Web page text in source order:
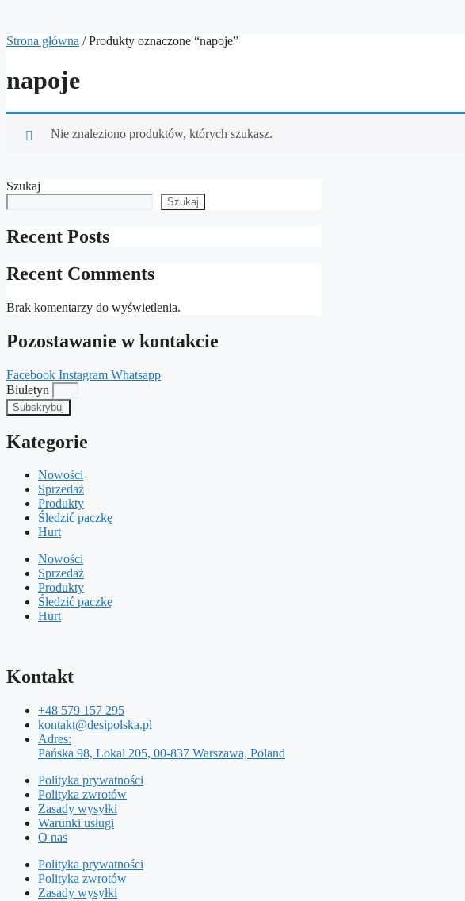
Strona główna / Produkty oznaczone “napoje”
napoje
Nie znaleziono produktów, których szukasz.
Szukaj
Szukaj
Recent Posts
Recent Comments
Brak komentarzy do wyświetlenia.
Pozostawanie w kontakcie
Facebook Instagram Whatsapp
Biuletyn
Subskrybuj
Kategorie
Nowości
Sprzedaż
Produkty
Śledzić paczkę
Hurt
Nowości
Sprzedaż
Produkty
Śledzić paczkę
Hurt
Kontakt
+48 579 157 295
kontakt@desipolska.pl
Adres:
Pańska 98, Lokal 205, 00-837 Warszawa, Poland
Polityka prywatności
Polityka zwrotów
Zasady wysyłki
Warunki usługi
O nas
Polityka prywatności
Polityka zwrotów
Zasady wysyłki